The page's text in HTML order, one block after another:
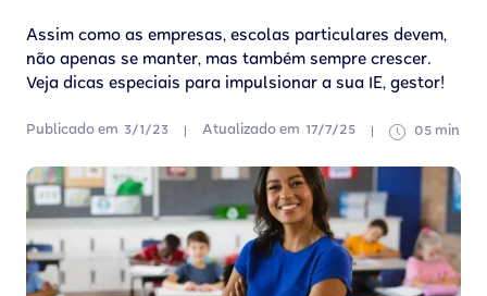
Assim como as empresas, escolas particulares devem,
não apenas se manter, mas também sempre crescer.
Veja dicas especiais para impulsionar a sua IE, gestor!
Publicado em 3/1/23 Atualizado em 17/7/25 05 min